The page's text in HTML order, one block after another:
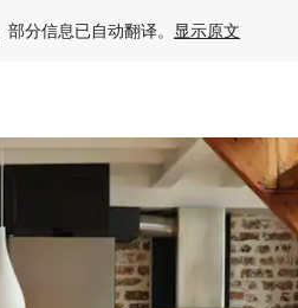
部分信息已自动翻译。 显示原文